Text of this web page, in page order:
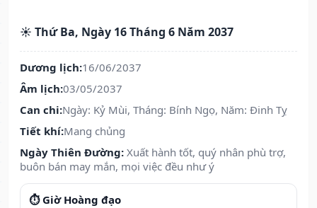
☀️ Thứ Ba, Ngày 16 Tháng 6 Năm 2037
Dương lịch:16/06/2037
Âm lịch:03/05/2037
Can chi:Ngày: Kỷ Mùi, Tháng: Bính Ngọ, Năm: Đinh Tỵ
Tiết khí:Mang chủng
Ngày Thiên Đường: Xuất hành tốt, quý nhân phù trợ,
buôn bán may mắn, mọi việc đều như ý
⏱️ Giờ Hoàng đạo